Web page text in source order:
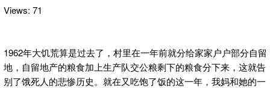
Views: 71
1962年大饥荒算是过去了，村里在一年前就分给家家户户部分自留
地，自留地产的粮食加上生产队交公粮剩下的粮食分下来，这就告
别了饿死人的悲惨历史。就在又吃饱了饭的这一年，我妈和她的一